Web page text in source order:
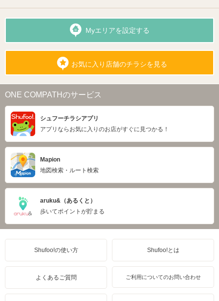
Myエリアを設定する
お気に入り店舗のチラシを見る
ONE COMPATHのサービス
シュフーチラシアプリ
アプリならお気に入りのお店がすぐに見つかる！
Mapion
地図検索・ルート検索
aruku&（あるくと）
歩いてポイントが貯まる
Shufoo!の使い方 Shufoo!とは
よくあるご質問 ご利用についてのお問い合わせ